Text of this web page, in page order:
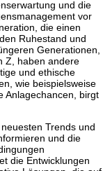
und die
vor
die einen
Ruhestand und
Generationen,
Z, haben andere
und ethische
wie beispielsweise
Anlagechancen, birgt
Trends und
und die
die Entwicklungen